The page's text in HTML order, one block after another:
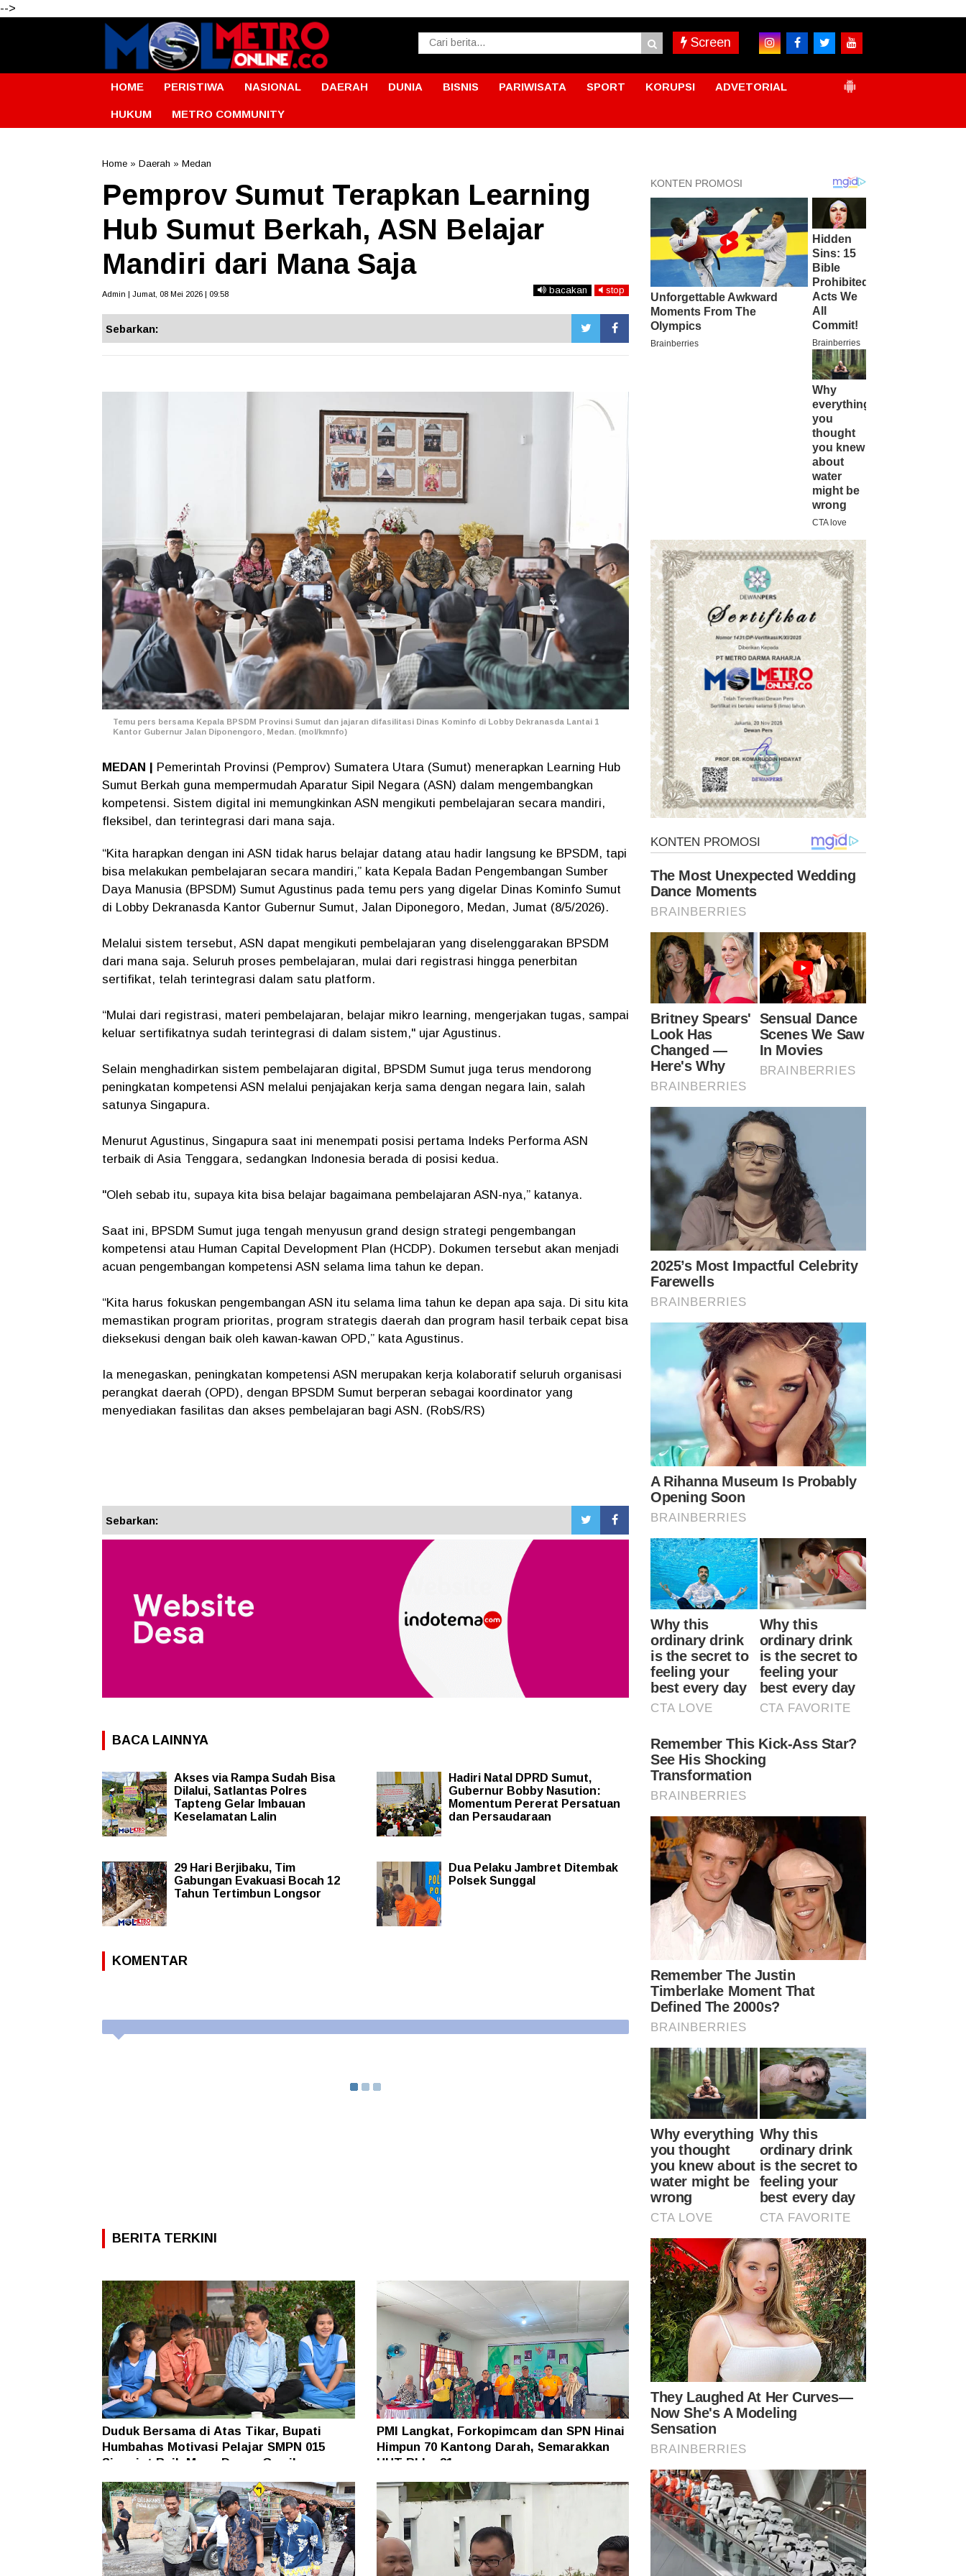
-->
Screen
HOME PERISTIWA NASIONAL DAERAH DUNIA BISNIS PARIWISATA SPORT KORUPSI ADVETORIAL
HUKUM METRO COMMUNITY
Home » Daerah » Medan
Pemprov Sumut Terapkan Learning
Hub Sumut Berkah, ASN Belajar
Mandiri dari Mana Saja
Admin | Jumat, 08 Mei 2026 | 09:58 bacakan stop
Sebarkan:
Temu pers bersama Kepala BPSDM Provinsi Sumut dan jajaran difasilitasi Dinas Kominfo di Lobby Dekranasda Lantai 1
Kantor Gubernur Jalan Diponengoro, Medan. (mol/kmnfo)
MEDAN |
Pemerintah Provinsi (Pemprov) Sumatera Utara (Sumut) menerapkan Learning Hub
Sumut Berkah guna mempermudah Aparatur Sipil Negara (ASN) dalam mengembangkan
kompetensi. Sistem digital ini memungkinkan ASN mengikuti pembelajaran secara mandiri,
fleksibel, dan terintegrasi dari mana saja.
“Kita harapkan dengan ini ASN tidak harus belajar datang atau hadir langsung ke BPSDM, tapi
bisa melakukan pembelajaran secara mandiri,” kata Kepala Badan Pengembangan Sumber
Daya Manusia (BPSDM) Sumut Agustinus pada temu pers yang digelar Dinas Kominfo Sumut
di Lobby Dekranasda Kantor Gubernur Sumut, Jalan Diponegoro, Medan, Jumat (8/5/2026).
Melalui sistem tersebut, ASN dapat mengikuti pembelajaran yang diselenggarakan BPSDM
dari mana saja. Seluruh proses pembelajaran, mulai dari registrasi hingga penerbitan
sertifikat, telah terintegrasi dalam satu platform.
“Mulai dari registrasi, materi pembelajaran, belajar mikro learning, mengerjakan tugas, sampai
keluar sertifikatnya sudah terintegrasi di dalam sistem," ujar Agustinus.
Selain menghadirkan sistem pembelajaran digital, BPSDM Sumut juga terus mendorong
peningkatan kompetensi ASN melalui penjajakan kerja sama dengan negara lain, salah
satunya Singapura.
Menurut Agustinus, Singapura saat ini menempati posisi pertama Indeks Performa ASN
terbaik di Asia Tenggara, sedangkan Indonesia berada di posisi kedua.
"Oleh sebab itu, supaya kita bisa belajar bagaimana pembelajaran ASN-nya,” katanya.
Saat ini, BPSDM Sumut juga tengah menyusun grand design strategi pengembangan
kompetensi atau Human Capital Development Plan (HCDP). Dokumen tersebut akan menjadi
acuan pengembangan kompetensi ASN selama lima tahun ke depan.
“Kita harus fokuskan pengembangan ASN itu selama lima tahun ke depan apa saja. Di situ kita
memastikan program prioritas, program strategis daerah dan program hasil terbaik cepat bisa
dieksekusi dengan baik oleh kawan-kawan OPD,” kata Agustinus.
Ia menegaskan, peningkatan kompetensi ASN merupakan kerja kolaboratif seluruh organisasi
perangkat daerah (OPD), dengan BPSDM Sumut berperan sebagai koordinator yang
menyediakan fasilitas dan akses pembelajaran bagi ASN. (RobS/RS)
Sebarkan:
BACA LAINNYA
Akses via Rampa Sudah Bisa
Dilalui, Satlantas Polres
Tapteng Gelar Imbauan
Keselamatan Lalin
Hadiri Natal DPRD Sumut,
Gubernur Bobby Nasution:
Momentum Pererat Persatuan
dan Persaudaraan
29 Hari Berjibaku, Tim
Gabungan Evakuasi Bocah 12
Tahun Tertimbun Longsor
Dua Pelaku Jambret Ditembak
Polsek Sunggal
KOMENTAR
BERITA TERKINI
Duduk Bersama di Atas Tikar, Bupati
Humbahas Motivasi Pelajar SMPN 015
Siponjot Raih Masa Depan Gemilang
PMI Langkat, Forkopimcam dan SPN Hinai
Himpun 70 Kantong Darah, Semarakkan
HUT RI ke-81